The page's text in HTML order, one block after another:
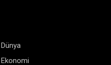
Dünya
Ekonomi